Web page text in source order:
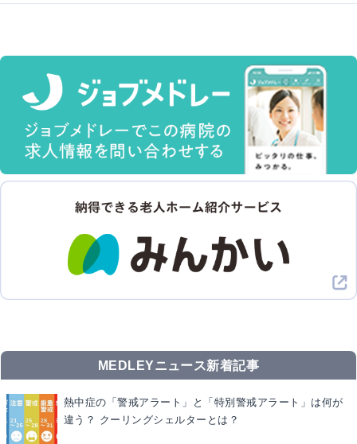
MEDLEYニュース新着記事
熱中症の「警戒アラート」と「特別警戒アラート」は何が
違う？ クーリングシェルターとは？